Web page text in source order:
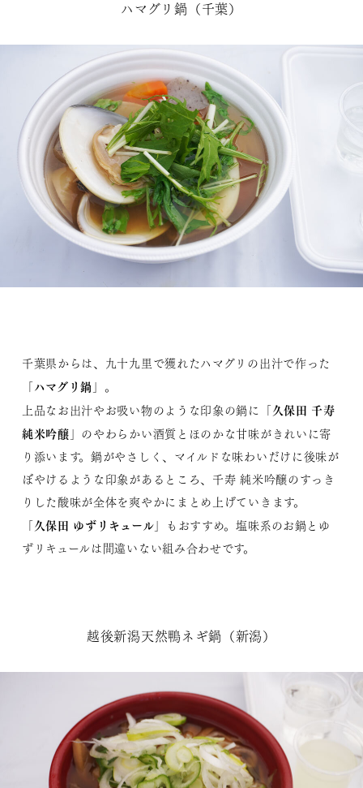
ハマグリ鍋（千葉）
千葉県からは、九十九里で獲れたハマグリの出汁で作った
「ハマグリ鍋 」。
上品なお出汁やお吸い物のような印象の鍋に「久保田 千寿
純米吟醸 」のやわらかい酒質とほのかな甘味がきれいに寄
り添います。鍋がやさしく、マイルドな味わいだけに後味が
ぼやけるような印象があるところ、千寿 純米吟醸のすっき
りした酸味が全体を爽やかにまとめ上げていきます。
「久保田 ゆずリキュール」もおすすめ。塩味系のお鍋とゆ
ずリキュールは間違いない組み合わせです。
越後新潟天然鴨ネギ鍋（新潟）